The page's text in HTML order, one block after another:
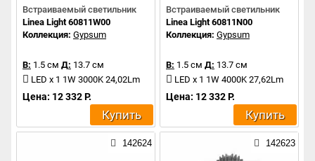
Встраиваемый светильник
Linea Light 60811W00
Коллекция: Gypsum
В: 1.5 см Д: 13.7 см
LED x 1 1W 3000K 24,02Lm
Цена: 12 332 Р.
Купить
Встраиваемый светильник
Linea Light 60811N00
Коллекция: Gypsum
В: 1.5 см Д: 13.7 см
LED x 1 1W 4000K 27,62Lm
Цена: 12 332 Р.
Купить
142624 142623